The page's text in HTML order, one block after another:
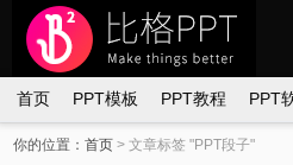
首页 PPT模板 PPT教程 PPT
你的位置：首页 > 文章标签 "PPT段子"